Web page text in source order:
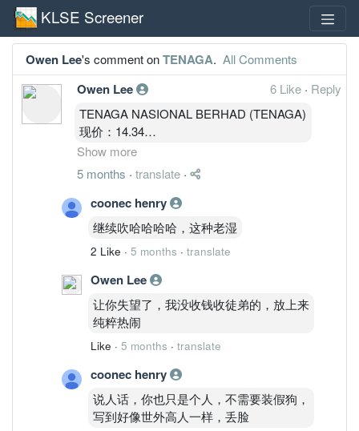
KLSE Screener
Owen Lee's comment onTENAGA. All Comments
Owen Lee 6 Like · Reply
TENAGA NASIONAL BERHAD (TENAGA)
现价：14.34
执行版本：MBOW 3.5-Pro A+
一、周期定位
3M（大周期锚）
明确 V 型修复完成
突破 10–12 区间
MACD 主升段延续
OBV 回到高位
结论：
3M 已进入中期多头趋势。
月线
二次攻击 14.50 压力
Stoch 刚回升
关键：
月线趋势未坏，但 14.50 是多年平台上沿。
周线（当前主控）
Show more
5 months · translate ·
coonec henry
继续吹哈哈哈哈，这种老湿
2 Like · 5 months · translate
Owen Lee
让你失望了，我没收钱收徒弟的，放上来
纯粹热闹
Like · 5 months · translate
coonec henry
说人话，你也只是个人，不需要装假狗，
写到好像世外高人一样，丢脸